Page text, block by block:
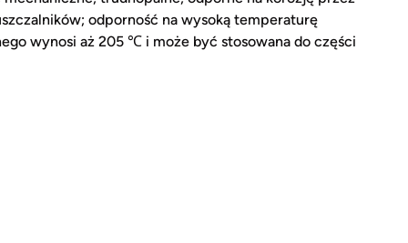
odporność na wysoką temperaturę
wynosi aż 205 ℃ i może być stosowana do części